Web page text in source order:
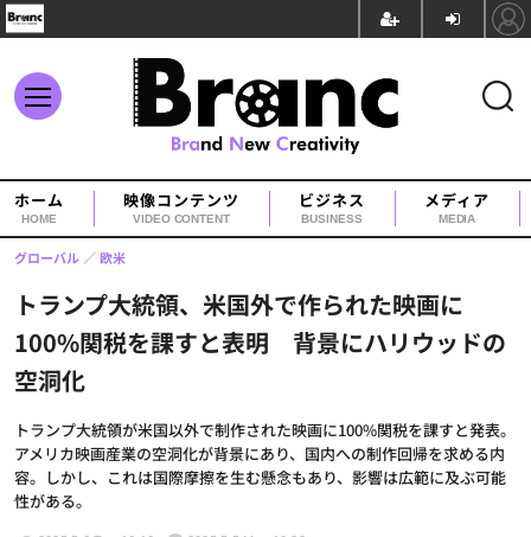
ホーム
HOME
映像コンテンツ
VIDEO CONTENT
ビジネス
BUSINESS
メディア
MEDIA
トランプ大統領、米国外で作られた映画に
100%関税を課すと表明 背景にハリウッドの
空洞化
トランプ大統領が米国以外で制作された映画に100%関税を課すと発表。
アメリカ映画産業の空洞化が背景にあり、国内への制作回帰を求める内
容。しかし、これは国際摩擦を生む懸念もあり、影響は広範に及ぶ可能
性がある。
グローバル 欧米